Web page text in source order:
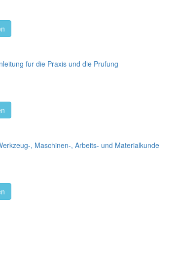
fur die Praxis und die Prufung
, Maschinen-, Arbeits- und Materialkunde